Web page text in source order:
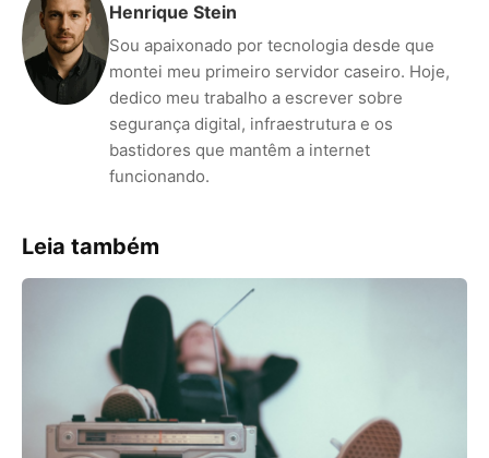
Henrique Stein
Sou apaixonado por tecnologia desde que
montei meu primeiro servidor caseiro. Hoje,
dedico meu trabalho a escrever sobre
segurança digital, infraestrutura e os
bastidores que mantêm a internet
funcionando.
Leia também